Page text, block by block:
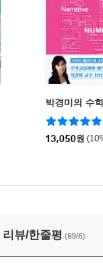
박경미의 수
13,050원
년 수학 대수 문제
리뷰/한줄평 (69/6)